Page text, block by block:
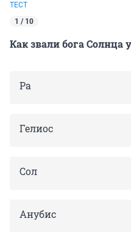
ТЕСТ
1 / 10
Как звали бога Солнца
Ра
Гелиос
Сол
Анубис